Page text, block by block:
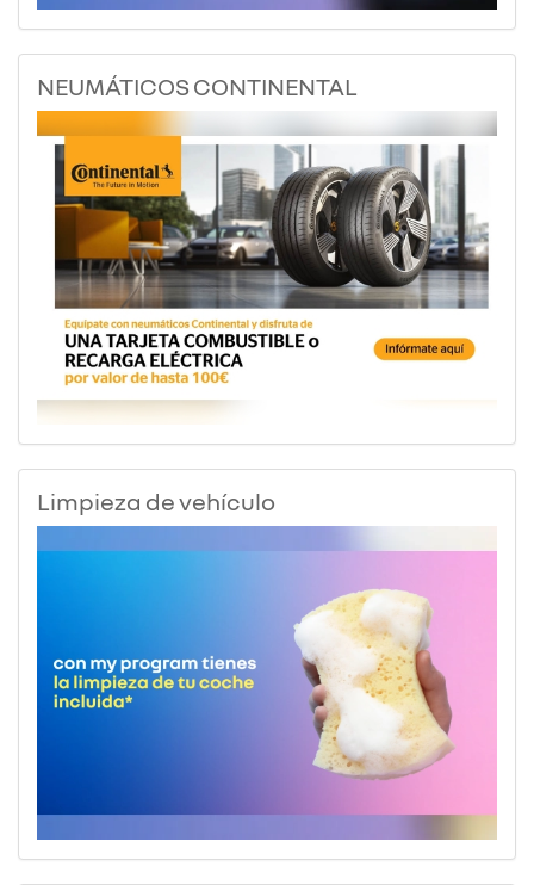
NEUMÁTICOS CONTINENTAL
Limpieza de vehículo